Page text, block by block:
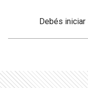
Debés